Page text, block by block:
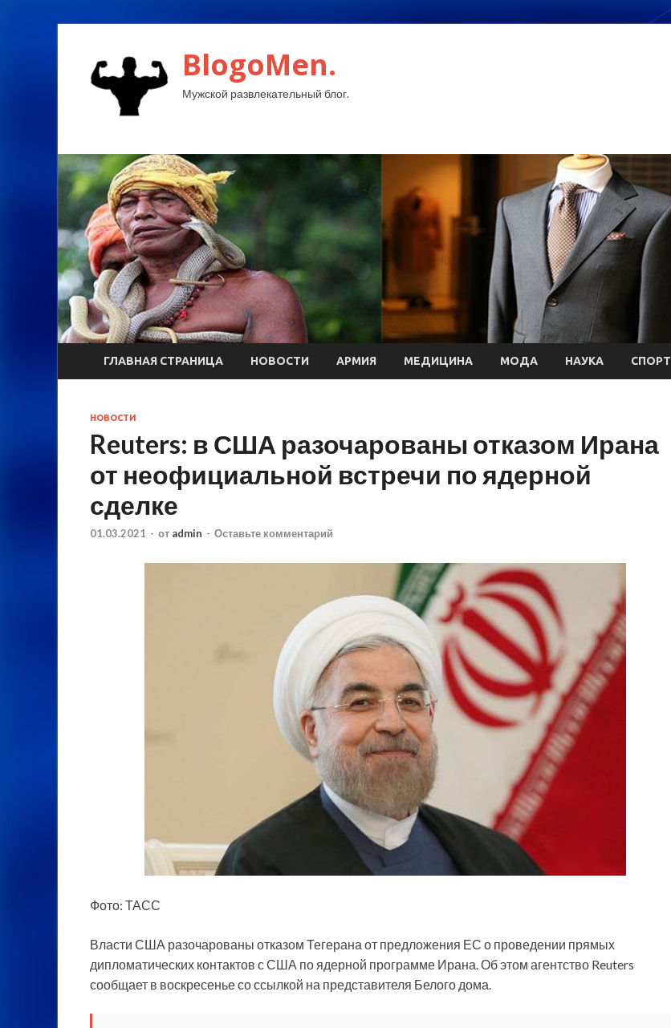
BlogoMen.
Мужской развлекательный блог.
ГЛАВНАЯ СТРАНИЦА НОВОСТИ АРМИЯ МЕДИЦИНА МОДА НАУКА СПОРТ
НОВОСТИ
Reuters: в США разочарованы отказом Ирана
от неофициальной встречи по ядерной
сделке
01.03.2021 - от admin - Оставьте комментарий
Фото: ТАСС
Власти США разочарованы отказом Тегерана от предложения ЕС о проведении прямых
дипломатических контактов с США по ядерной программе Ирана. Об этом агентство Reuters
сообщает в воскресенье со ссылкой на представителя Белого дома.